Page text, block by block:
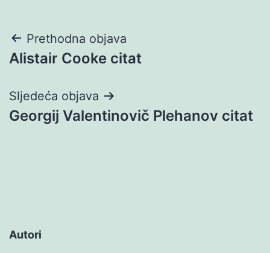
Navigacija
objava
Prethodna objava
Alistair Cooke citat
Sljedeća objava
Georgij Valentinovič Plehanov citat
Autori